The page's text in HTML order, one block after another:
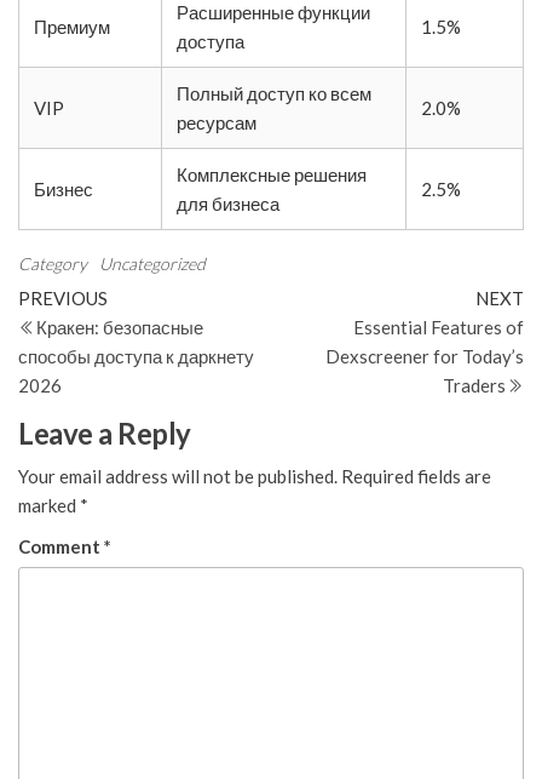
Премиум
Расширенные функции
доступа
1.5%
VIP
Полный доступ ко всем
ресурсам
2.0%
Бизнес
Комплексные решения
для бизнеса
2.5%
Category Uncategorized
Post
navigation
Previous
Post
PREVIOUS
Кракен: безопасные
способы доступа к даркнету
2026
NEXT
Essential Features of
Dexscreener for Today’s
Traders
Leave a Reply
Your email address will not be published. Required fields are
marked *
Comment *